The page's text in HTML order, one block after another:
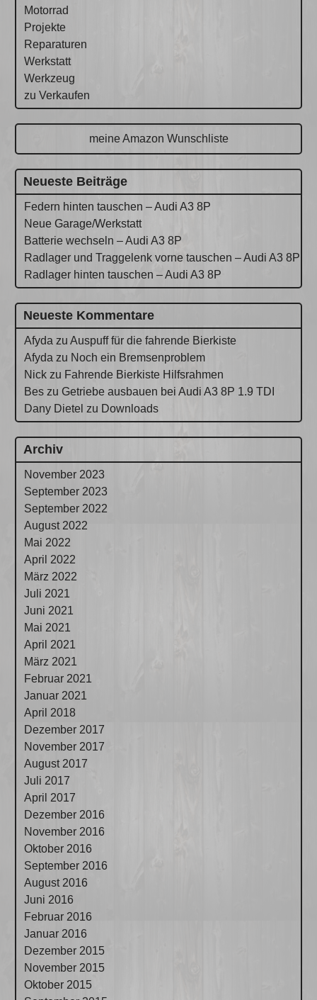
Motorrad
Projekte
Reparaturen
Werkstatt
Werkzeug
zu Verkaufen
meine Amazon Wunschliste
Neueste Beiträge
Federn hinten tauschen – Audi A3 8P
Neue Garage/Werkstatt
Batterie wechseln – Audi A3 8P
Radlager und Traggelenk vorne tauschen – Audi A3 8P
Radlager hinten tauschen – Audi A3 8P
Neueste Kommentare
Afyda zuAuspuff für die fahrende Bierkiste
Afyda zu Noch ein Bremsenproblem
Nick zu Fahrende Bierkiste Hilfsrahmen
Bes zuGetriebe ausbauen bei Audi A3 8P 1.9 TDI
Dany Dietel zu Downloads
Archiv
November 2023
September 2023
September 2022
August 2022
Mai 2022
April 2022
März 2022
Juli 2021
Juni 2021
Mai 2021
April 2021
März 2021
Februar 2021
Januar 2021
April 2018
Dezember 2017
November 2017
August 2017
Juli 2017
April 2017
Dezember 2016
November 2016
Oktober 2016
September 2016
August 2016
Juni 2016
Februar 2016
Januar 2016
Dezember 2015
November 2015
Oktober 2015